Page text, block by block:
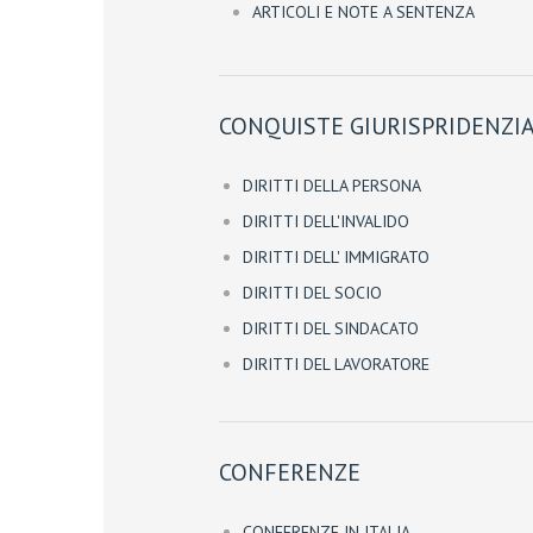
ARTICOLI E NOTE A SENTENZA
CONQUISTE
DIRITTI DELLA PERSONA
DIRITTI DELL'INVALIDO
DIRITTI DELL' IMMIGRATO
DIRITTI DEL SOCIO
DIRITTI DEL SINDACATO
DIRITTI DEL LAVORATORE
CONFERENZE